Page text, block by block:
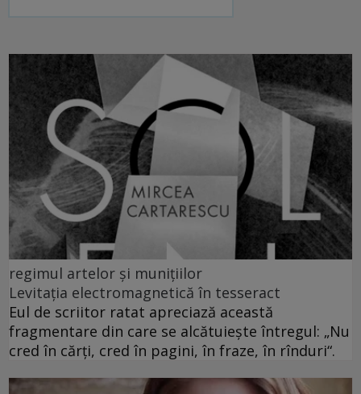
regimul artelor și munițiilor
Levitația electromagnetică în tesseract
Eul de scriitor ratat apreciază această
fragmentare din care se alcătuiește întregul: „Nu
cred în cărți, cred în pagini, în fraze, în rînduri“.